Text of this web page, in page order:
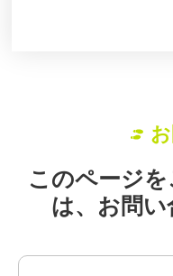
このページ
は、お問い